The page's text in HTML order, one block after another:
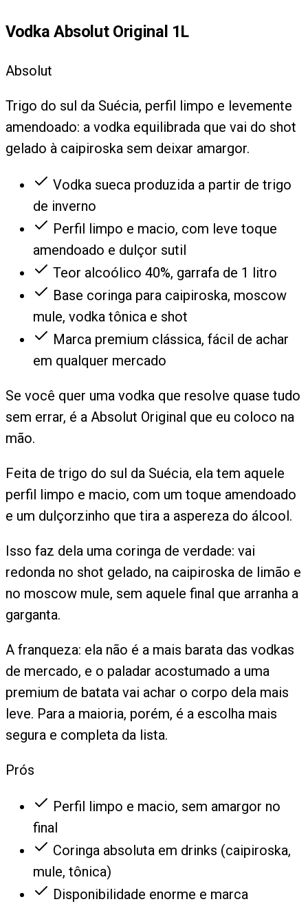
Vodka Absolut Original 1L
Absolut
Trigo do sul da Suécia, perfil limpo e levemente
amendoado: a vodka equilibrada que vai do shot
gelado à caipiroska sem deixar amargor.
Vodka sueca produzida a partir de trigo
de inverno
Perfil limpo e macio, com leve toque
amendoado e dulçor sutil
Teor alcoólico 40%, garrafa de 1 litro
Base coringa para caipiroska, moscow
mule, vodka tônica e shot
Marca premium clássica, fácil de achar
em qualquer mercado
Se você quer uma vodka que resolve quase tudo
sem errar, é a Absolut Original que eu coloco na
mão.
Feita de trigo do sul da Suécia, ela tem aquele
perfil limpo e macio, com um toque amendoado
e um dulçorzinho que tira a aspereza do álcool.
Isso faz dela uma coringa de verdade: vai
redonda no shot gelado, na caipiroska de limão e
no moscow mule, sem aquele final que arranha a
garganta.
A franqueza: ela não é a mais barata das vodkas
de mercado, e o paladar acostumado a uma
premium de batata vai achar o corpo dela mais
leve. Para a maioria, porém, é a escolha mais
segura e completa da lista.
Prós
Perfil limpo e macio, sem amargor no
final
Coringa absoluta em drinks (caipiroska,
mule, tônica)
Disponibilidade enorme e marca